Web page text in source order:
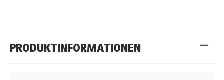
PRODUKTINFORMATIONEN